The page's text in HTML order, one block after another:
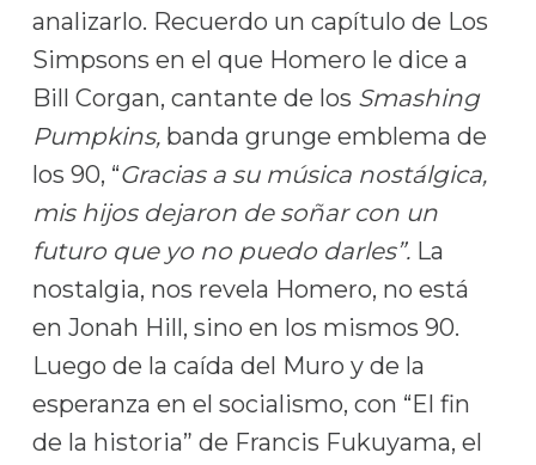
analizarlo. Recuerdo un capítulo de Los
Simpsons en el que Homero le dice a
Bill Corgan, cantante de los Smashing
Pumpkins, banda grunge emblema de
los 90, “Gracias a su música nostálgica,
mis hijos dejaron de soñar con un
futuro que yo no puedo darles”. La
nostalgia, nos revela Homero, no está
en Jonah Hill, sino en los mismos 90.
Luego de la caída del Muro y de la
esperanza en el socialismo, con “El fin
de la historia” de Francis Fukuyama, el